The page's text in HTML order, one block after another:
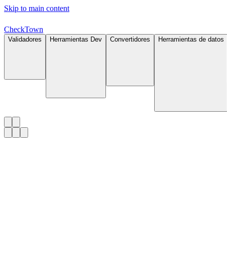
Skip to main content
CheckTown
Validadores Herramientas Dev Convertidores Herramientas de datos